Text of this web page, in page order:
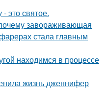
это святое.
завораживающая
стала главным
находимся в процессе
жизнь дженнифер